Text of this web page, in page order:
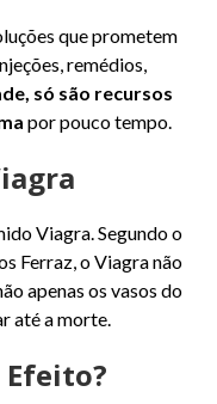
que prometem
remédios,
só são recursos
por pouco tempo.
Viagra. Segundo o
Ferraz, o Viagra não
apenas os vasos do
até a morte.